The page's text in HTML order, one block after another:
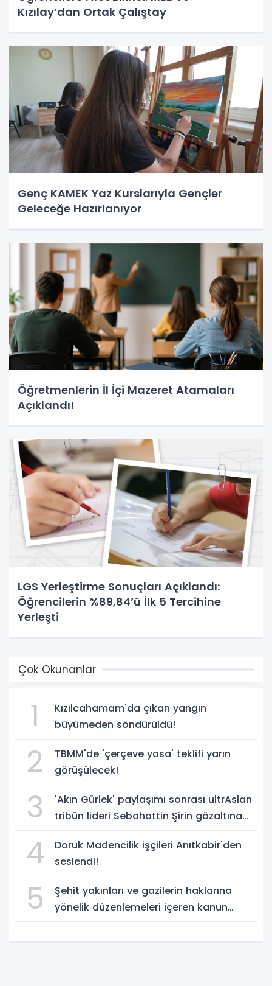
Kızılay’dan Ortak Çalıştay
Genç KAMEK Yaz Kurslarıyla Gençler
Geleceğe Hazırlanıyor
Öğretmenlerin İl İçi Mazeret Atamaları
Açıklandı!
LGS Yerleştirme Sonuçları Açıklandı:
Öğrencilerin %89,84’ü İlk 5 Tercihine
Yerleşti
Çok Okunanlar
1
Kızılcahamam'da çıkan yangın
büyümeden söndürüldü!
2
TBMM'de 'çerçeve yasa' teklifi yarın
görüşülecek!
3
'Akın Gürlek' paylaşımı sonrası ultrAslan
tribün lideri Sebahattin Şirin gözaltına
4
Doruk Madencilik işçileri Anıtkabir'den
seslendi!
5
Şehit yakınları ve gazilerin haklarına
yönelik düzenlemeleri içeren kanun